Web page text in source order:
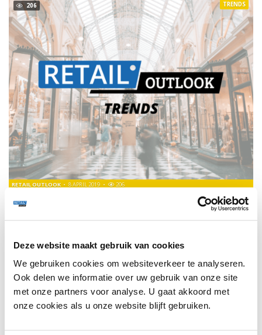
Deze website maakt gebruik van cookies
We gebruiken cookies om websiteverkeer te analyseren.
Ook delen we informatie over uw gebruik van onze site
met onze partners voor analyse. U gaat akkoord met
onze cookies als u onze website blijft gebruiken.
206
ASOS VERLENGT ÉN VERSTRENGT RETOURBELEID
RETAIL OUTLOOK 8 APRIL 2019 206
TRENDS
151 TRENDS